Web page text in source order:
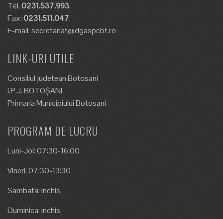
Tel.0231.537.993,
Fax:0231.511.047,
E-mail: secretariat@dgaspcbt.ro
LINK-URI UTILE
Consiliul judetean Botosani
I.P.J. BOTOȘANI
Primaria Municipiului Botosani
PROGRAM DE LUCRU
Luni-Joi: 07:30-16:00
Vineri: 07:30-13:30
Sambata: inchis
Duminica: inchis